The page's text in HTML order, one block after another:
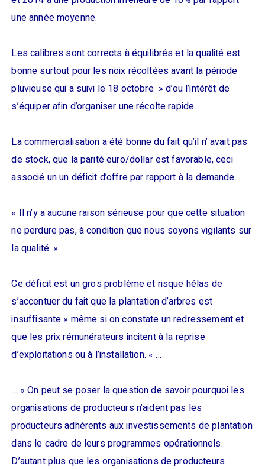
une année moyenne.
Les calibres sont corrects à équilibrés et la qualité est
bonne surtout pour les noix récoltées avant la période
pluvieuse qui a suivi le 18 octobre » d’ou l’intérêt de
s’équiper afin d’organiser une récolte rapide.
La commercialisation a été bonne du fait qu’il n’ avait pas
de stock, que la parité euro/dollar est favorable, ceci
associé un un déficit d’offre par rapport à la demande.
« Il n’y a aucune raison sérieuse pour que cette situation
ne perdure pas, à condition que nous soyons vigilants sur
la qualité. »
Ce déficit est un gros problème et risque hélas de
s’accentuer du fait que la plantation d’arbres est
insuffisante » même si on constate un redressement et
que les prix rémunérateurs incitent à la reprise
d’exploitations ou à l’installation. « …
… » On peut se poser la question de savoir pourquoi les
organisations de producteurs n’aident pas les
producteurs adhérents aux investissements de plantation
dans le cadre de leurs programmes opérationnels.
D’autant plus que les organisations de producteurs